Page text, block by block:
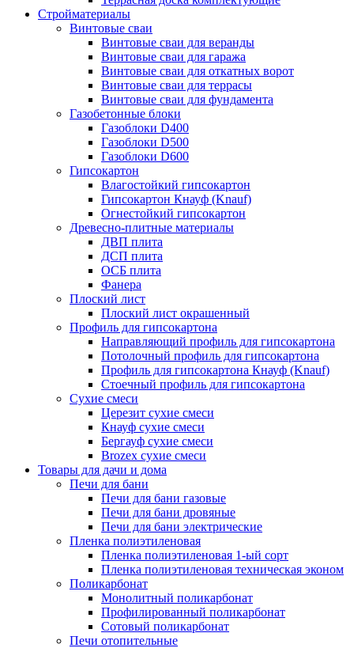
Стройматериалы
Винтовые сваи
Винтовые сваи для веранды
Винтовые сваи для гаража
Винтовые сваи для откатных ворот
Винтовые сваи для террасы
Винтовые сваи для фундамента
Газобетонные блоки
Газоблоки D400
Газоблоки D500
Газоблоки D600
Гипсокартон
Влагостойкий гипсокартон
Гипсокартон Кнауф (Knauf)
Огнестойкий гипсокартон
Древесно-плитные материалы
ДВП плита
ДСП плита
ОСБ плита
Фанера
Плоский лист
Плоский лист окрашенный
Профиль для гипсокартона
Направляющий профиль для гипсокартона
Потолочный профиль для гипсокартона
Профиль для гипсокартона Кнауф (Knauf)
Стоечный профиль для гипсокартона
Сухие смеси
Церезит сухие смеси
Кнауф сухие смеси
Бергауф сухие смеси
Brozex сухие смеси
Товары для дачи и дома
Печи для бани
Печи для бани газовые
Печи для бани дровяные
Печи для бани электрические
Пленка полиэтиленовая
Пленка полиэтиленовая 1-ый сорт
Пленка полиэтиленовая техническая эконом
Поликарбонат
Монолитный поликарбонат
Профилированный поликарбонат
Сотовый поликарбонат
Печи отопительные